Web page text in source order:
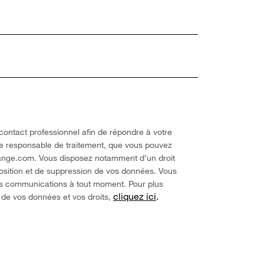
professionnel afin de répondre à votre
responsable de traitement, que vous pouvez
Vous disposez notamment d’un droit
et de suppression de vos données. Vous
communications à tout moment. Pour plus
vos données et vos droits, cliquez ici.